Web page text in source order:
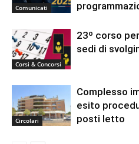
Comunicati
Corsi & Concorsi
23º corso
sedi di
Circolari
Complesso
esito
posti letto